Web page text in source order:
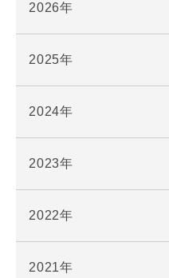
2026年
2025年
2024年
2023年
2022年
2021年